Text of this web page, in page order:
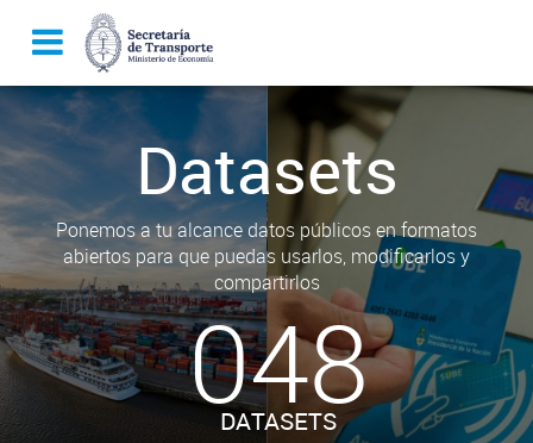
Datasets
Ponemos a tu alcance datos públicos en formatos
abiertos para que puedas usarlos, modificarlos y
compartirlos
048
DATASETS